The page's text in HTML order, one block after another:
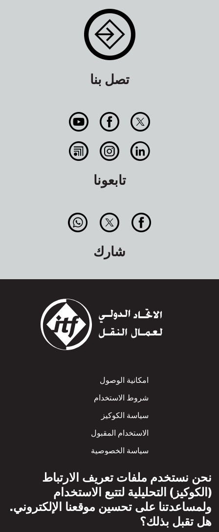
تصل بنا
تابعونا
شارك
Footer
امكانية الوصول
شروط الاستخدام
سياسة الكوكيز
الاستخدام المقبول
سياسة الخصوصية
نحن نستخدم ملفات تعريف الارتباط
(الكوكيز) التحليلية لتتبع الاستخدام
ولمساعدتنا على تحسين موقعنا الإلكتروني.
هل تقبل بذلك؟